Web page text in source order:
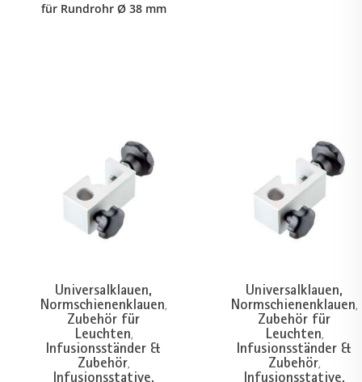
für Rundrohr Ø 38 mm
Universalklauen,
Normschienenklauen,
Zubehör für
Leuchten,
Infusionsständer &
Zubehör,
Infusionsstative,
Universalklauen,
Normschienenklauen,
Zubehör für
Leuchten,
Infusionsständer &
Zubehör,
Infusionsstative,